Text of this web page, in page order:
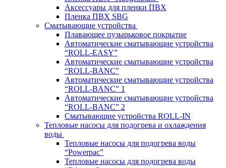
Аксессуары для пленки ПВХ
Пленка ПВХ SBG
Сматывающие устройства
Плавающее пузырьковое покрытие
Автоматические сматывающие устройства
“ROLL-EASY”
Автоматические сматывающие устройства
“ROLL-BANC”
Автоматические сматывающие устройства
“ROLL-BANC” 1
Автоматические сматывающие устройства
“ROLL-BANC” 2
Сматывающие устройства ROLL-IN
Тепловые насосы для подогрева и охлаждения
воды
Тепловые насосы для подогрева воды
“Powerpac”
Тепловые насосы для подогрева воды